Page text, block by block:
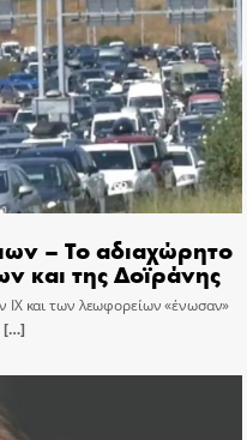
– Το αδιαχώρητο
και της Δοϊράνης
ΙΧ και των λεωφορείων «ένωσαν»
[…]